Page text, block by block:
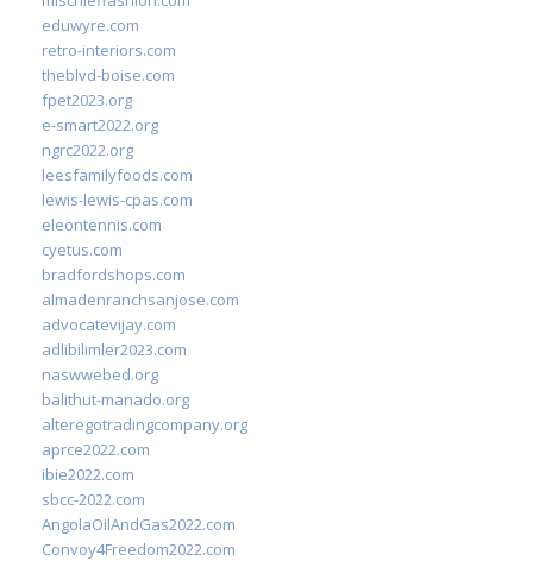
eduwyre.com
retro-interiors.com
theblvd-boise.com
fpet2023.org
e-smart2022.org
ngrc2022.org
leesfamilyfoods.com
lewis-lewis-cpas.com
eleontennis.com
cyetus.com
bradfordshops.com
almadenranchsanjose.com
advocatevijay.com
adlibilimler2023.com
naswwebed.org
balithut-manado.org
alteregotradingcompany.org
aprce2022.com
ibie2022.com
sbcc-2022.com
AngolaOilAndGas2022.com
Convoy4Freedom2022.com